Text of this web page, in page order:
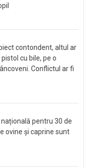
contondent, altul ar
cu bile, pe o
Conflictul ar fi
pentru 30 de
ovine și caprine sunt